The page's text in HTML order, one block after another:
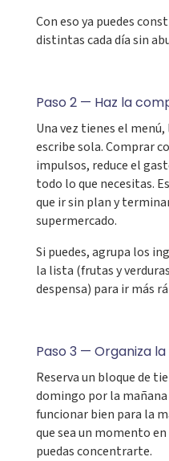
Con eso ya puedes
distintas cada día sin
Paso 2 — Haz la
Una vez tienes el
escribe sola. Comprar
impulsos, reduce el
todo lo que necesitas.
que ir sin plan y
supermercado.
Si puedes, agrupa los
la lista (frutas y
despensa) para ir más
Paso 3 — Organiza
Reserva un bloque de
domingo por la
funcionar bien para la
que sea un momento
puedas concentrarte.